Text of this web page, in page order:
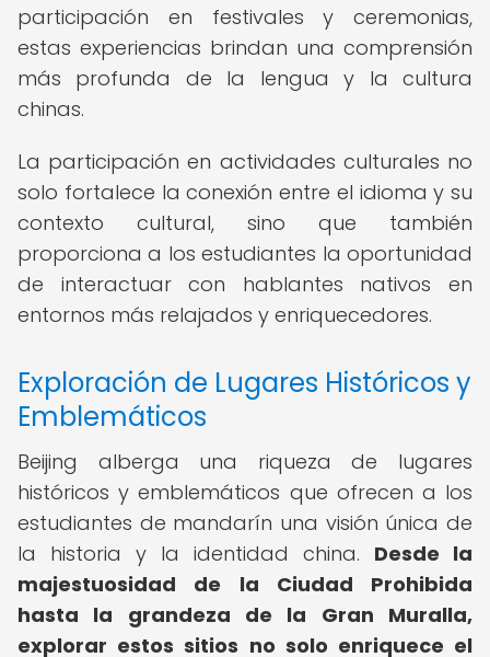
participación en festivales y ceremonias,
estas experiencias brindan una comprensión
más profunda de la lengua y la cultura
chinas.
La participación en actividades culturales no
solo fortalece la conexión entre el idioma y su
contexto cultural, sino que también
proporciona a los estudiantes la oportunidad
de interactuar con hablantes nativos en
entornos más relajados y enriquecedores.
Exploración de Lugares Históricos y
Emblemáticos
Beijing alberga una riqueza de lugares
históricos y emblemáticos que ofrecen a los
estudiantes de mandarín una visión única de
la historia y la identidad china. Desde la
majestuosidad de la Ciudad Prohibida
hasta la grandeza de la Gran Muralla,
explorar estos sitios no solo enriquece el